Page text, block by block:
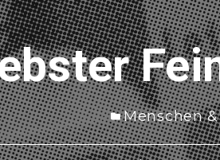
Menschen